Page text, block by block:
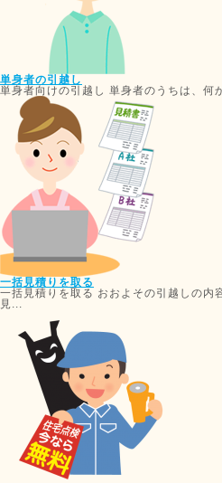
単身者の引越し
単身者向けの引越し 単身者のうちは、
一括見積りを取る
一括見積りを取る おおよその引越しの内
見...